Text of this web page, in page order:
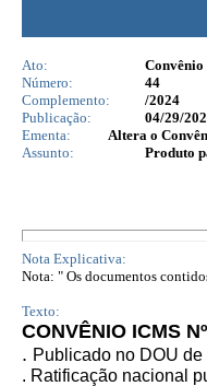
Ato:
Número:
44
Complemento:
/2024
Publicação:
04/29/
Ementa:
Altera o
Assunto:
Produto
Nota Explicativa:
Nota: " Os documentos
Texto:
CONVÊNIO ICMS
. Publicado no DOU
. Ratificação nacional